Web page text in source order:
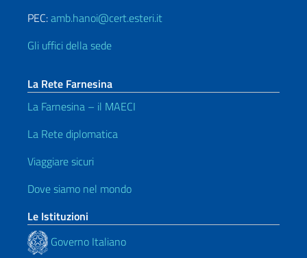
PEC:amb.hanoi@cert.esteri.it
Gli uffici della sede
La Rete Farnesina
La Farnesina – il MAECI
La Rete diplomatica
Viaggiare sicuri
Dove siamo nel mondo
Le Istituzioni
Governo Italiano